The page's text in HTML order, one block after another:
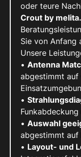
oder teure
Crout by
Sie von Anfang
Unsere
• Antenna
abgestimmt auf
•
• Auswahl
abgestimmt auf
• Layout- und